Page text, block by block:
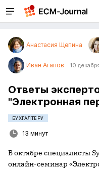
Анастасия Щепина
Иван Агапов 10
Ответы
"Электронная
БУХГАЛТЕРУ
13 минут
В октябре специалисты
онлайн-семинар